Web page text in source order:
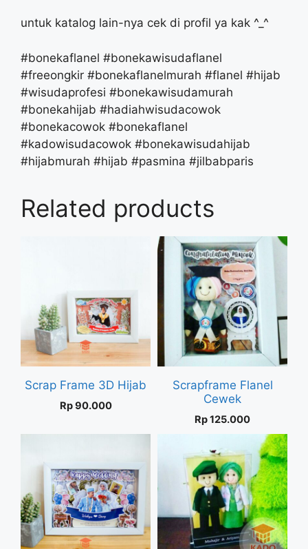
untuk katalog lain-nya cek di profil ya kak ^_^
#bonekaflanel #bonekawisudaflanel
#freeongkir #bonekaflanelmurah #flanel #hijab
#wisudaprofesi #bonekawisudamurah
#bonekahijab #hadiahwisudacowok
#bonekacowok #bonekaflanel
#kadowisudacowok #bonekawisudahijab
#hijabmurah #hijab #pasmina #jilbabparis
Related products
Scrap Frame 3D Hijab
Rp90.000
Scrapframe Flanel
Cewek
Rp125.000